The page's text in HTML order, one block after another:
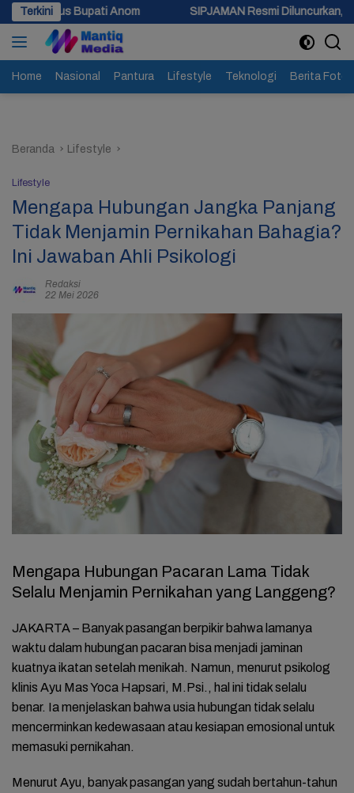
Langsung
ke
konten
Terkini
Anom SIPJAMAN Resmi Diluncurkan, Pemkab Brebes
Home Nasional Pantura Lifestyle Teknologi Berita Foto
Beranda Lifestyle
Lifestyle
Mengapa Hubungan Jangka Panjang
Tidak Menjamin Pernikahan Bahagia?
Ini Jawaban Ahli Psikologi
Redaksi
22 Mei 2026
Mengapa Hubungan Pacaran Lama Tidak
Selalu Menjamin Pernikahan yang Langgeng?
JAKARTA – Banyak pasangan berpikir bahwa lamanya
waktu dalam hubungan pacaran bisa menjadi jaminan
kuatnya ikatan setelah menikah. Namun, menurut psikolog
klinis Ayu Mas Yoca Hapsari, M.Psi., hal ini tidak selalu
benar. Ia menjelaskan bahwa usia hubungan tidak selalu
mencerminkan kedewasaan atau kesiapan emosional untuk
memasuki pernikahan.
Menurut Ayu, banyak pasangan yang sudah bertahun-tahun